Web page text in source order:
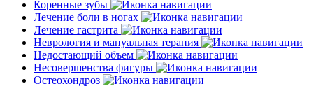
Коренные зубы
Лечение боли в ногах
Лечение гастрита
Неврология и мануальная терапия
Недостающий объем
Несовершенства фигуры
Остеохондроз